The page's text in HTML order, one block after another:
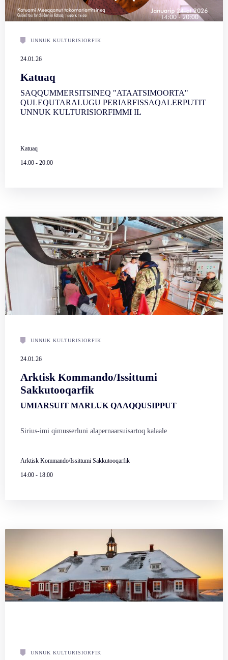
UNNUK KULTURISIORFIK
24.01.26
Katuaq
SAQQUMMERSITSINEQ "ATAATSIMOORTA"
QULEQUTARALUGU PERIARFISSAQALERPUTIT
UNNUK KULTURISIORFIMMI IL
Katuaq
14:00 - 20:00
UNNUK KULTURISIORFIK
24.01.26
Arktisk Kommando/Issittumi
Sakkutooqarfik
UMIARSUIT MARLUK QAAQQUSIPPUT
Sirius-imi qimusserluni alapernaarsuisartoq kalaale
Arktisk Kommando/Issittumi Sakkutooqarfik
14:00 - 18:00
UNNUK KULTURISIORFIK